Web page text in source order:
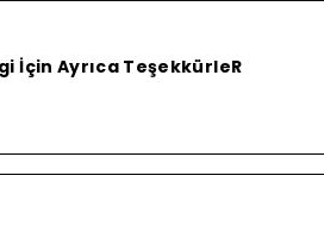
İçin Ayrıca TeşekkürleR